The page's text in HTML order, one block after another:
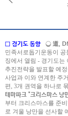
□ 경기도 동향 ❍ 道,
민족서로돕기운동이 공
징에서 열림 - 경기도는
추진전략을 발표할 예
사업과 이와 연계한 주
편, 3개 권역을 하나로
테마파크 "크리스마스 낭
부터 크리스마스를 준
로 겨울 낭만을 선사할